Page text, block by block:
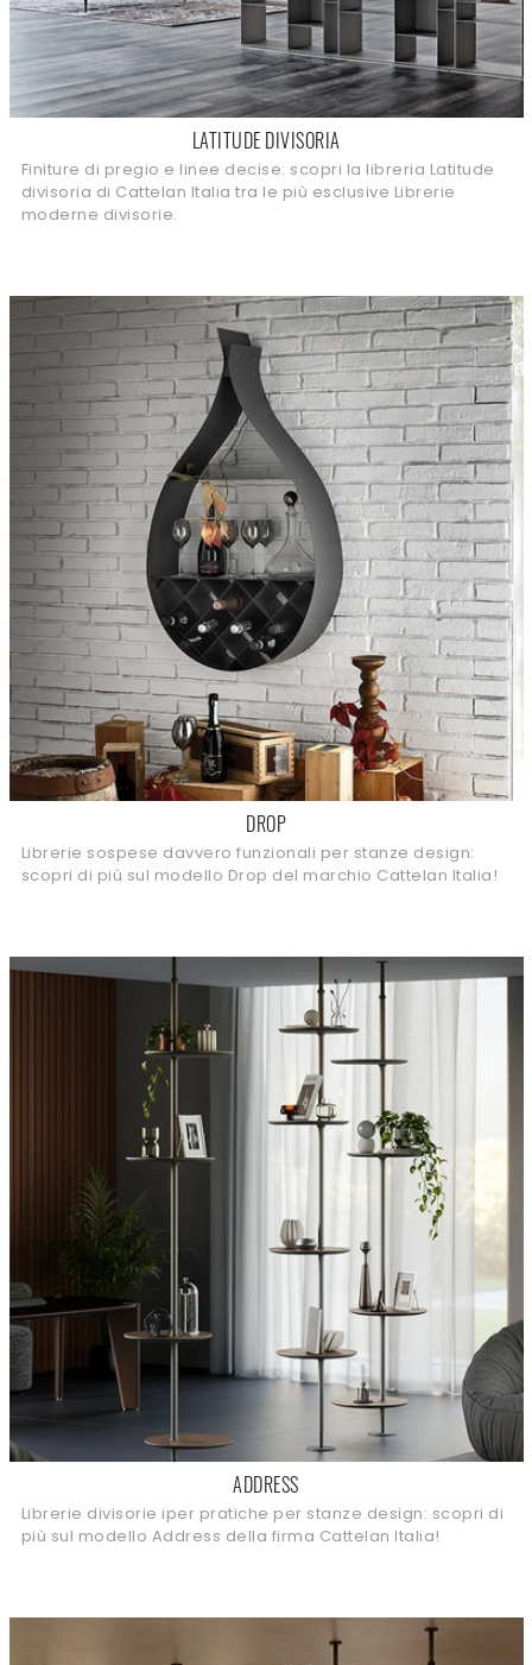
LATITUDE DIVISORIA
Finiture di pregio e linee decise: scopri la libreria Latitude
divisoria di Cattelan Italia tra le più esclusive Librerie
moderne divisorie.
DROP
Librerie sospese davvero funzionali per stanze design:
scopri di più sul modello Drop del marchio Cattelan Italia!
ADDRESS
Librerie divisorie iper pratiche per stanze design: scopri di
più sul modello Address della firma Cattelan Italia!